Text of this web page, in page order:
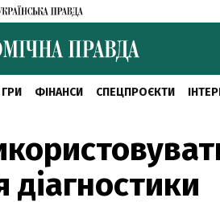
ФІНАНСИ СПЕЦПРОЄКТИ
діагностики